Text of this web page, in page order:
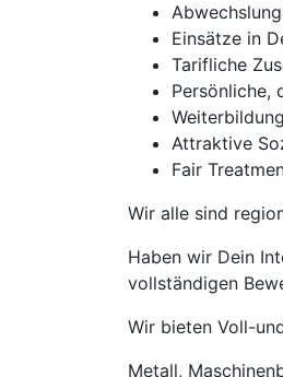
Einsätze in
Tarifliche
Persönliche,
Attraktive
Fair
Wir alle sind
Haben wir Dein
vollständigen
Wir bieten Voll-
Metall,